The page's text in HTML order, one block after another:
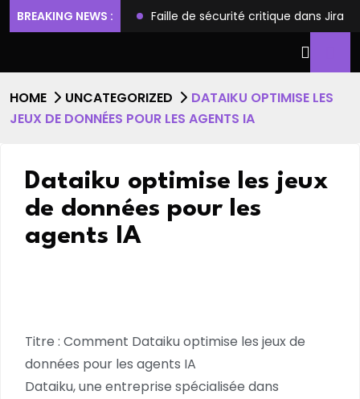
BREAKING NEWS :
et l’accès root Faille de sécurité critique dans Jira
HOME UNCATEGORIZED
DATAIKU OPTIMISE LES
JEUX DE DONNÉES POUR LES AGENTS IA
Dataiku optimise les jeux
de données pour les
agents IA
Titre : Comment Dataiku optimise les jeux de
données pour les agents IA
Dataiku, une entreprise spécialisée dans